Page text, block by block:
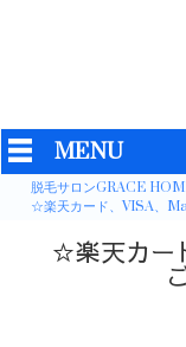
MENU
脱毛サロンGRACE
☆楽天カード、VISA、
☆楽天カー